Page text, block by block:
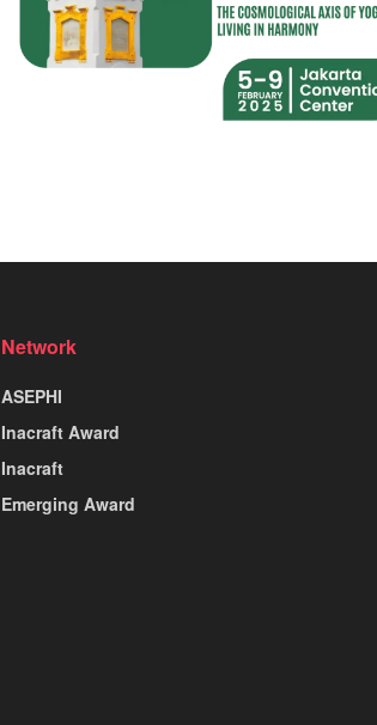
Network
ASEPHI
Inacraft Award
Inacraft
Emerging Award